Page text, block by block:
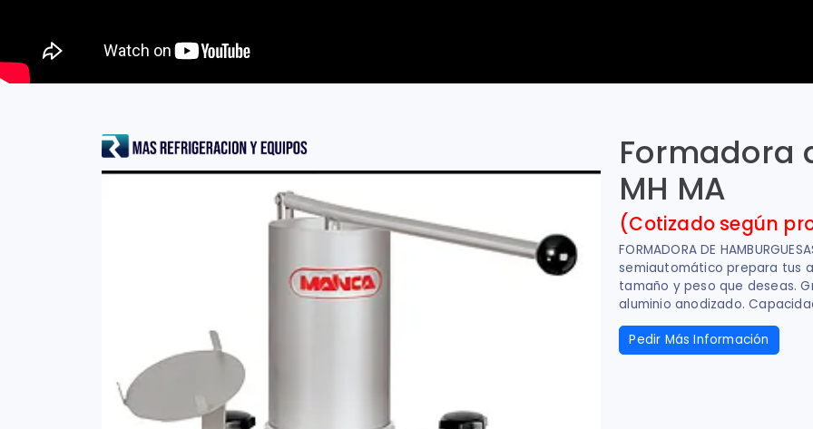
Formadora
MH MA
(Cotizado según
FORMADORA DE
semiautomático prepara tus
tamaño y peso que deseas.
aluminio anodizado.
Pedir Más Información